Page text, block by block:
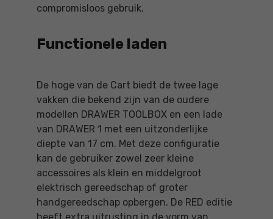
compromisloos gebruik.
Functionele laden
De hoge van de Cart biedt de twee lage
vakken die bekend zijn van de oudere
modellen DRAWER TOOLBOX en een lade
van DRAWER 1 met een uitzonderlijke
diepte van 17 cm. Met deze configuratie
kan de gebruiker zowel zeer kleine
accessoires als klein en middelgroot
elektrisch gereedschap of groter
handgereedschap opbergen. De RED editie